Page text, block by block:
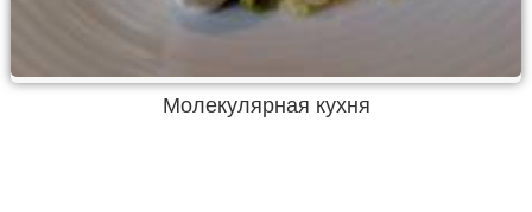
Молекулярная кухня